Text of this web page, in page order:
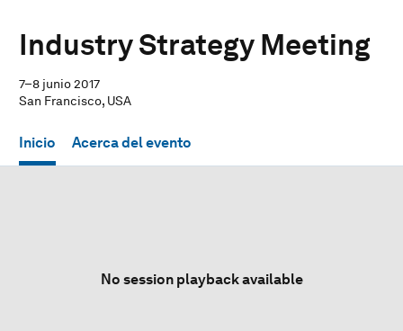
Industry Strategy Meeting
7–8 junio 2017
San Francisco, USA
Inicio Acerca del evento
No session playback available